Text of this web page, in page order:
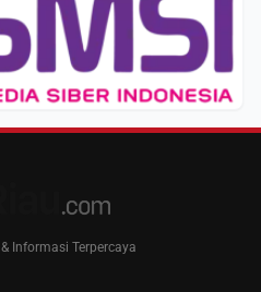
Informasi Terpercaya